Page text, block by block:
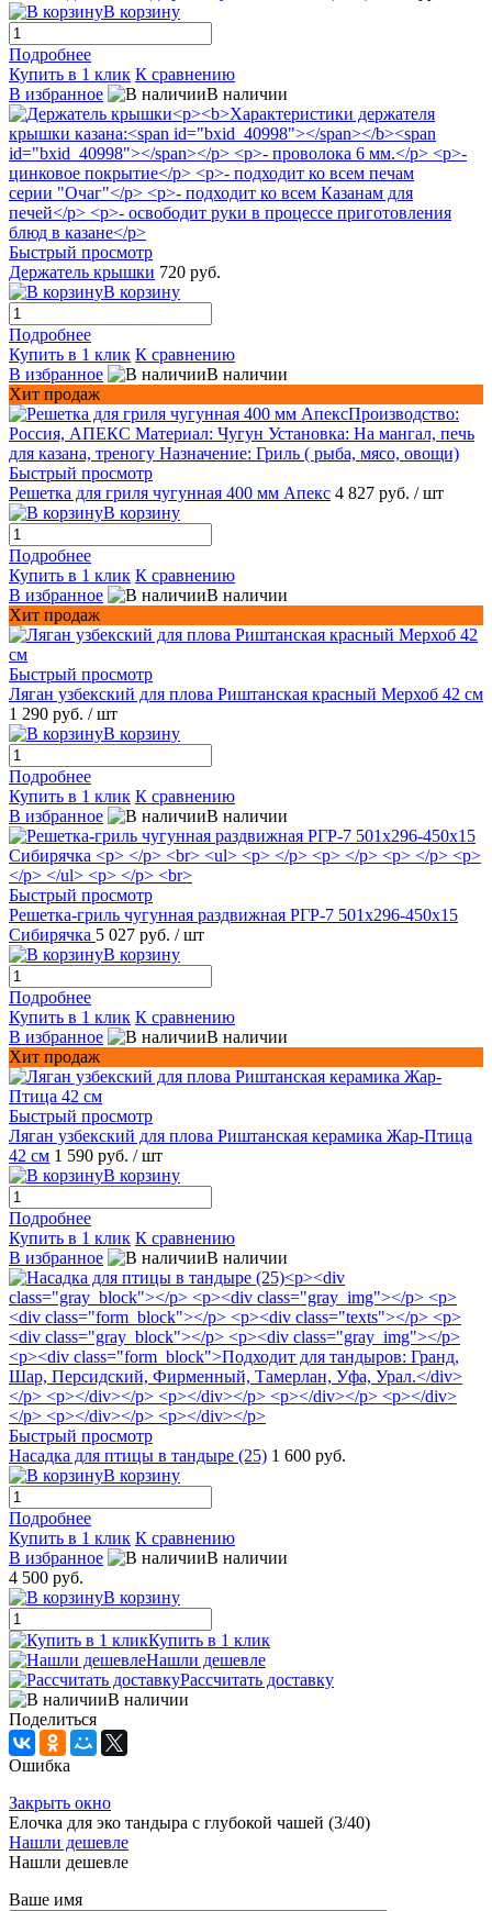
В корзину
Подробнее
Купить в 1 клик К сравнению
В избранное
В наличии
Быстрый просмотр
Держатель крышки 720 руб.
В корзину
Подробнее
Купить в 1 клик К сравнению
В избранное
В наличии
Хит продаж
Быстрый просмотр
Решетка для гриля чугунная 400 мм Апекс 4 827 руб. / шт
В корзину
Подробнее
Купить в 1 клик К сравнению
В избранное
В наличии
Хит продаж
Быстрый просмотр
Ляган узбекский для плова Риштанская красный Мерхоб 42 см
1 290 руб. / шт
В корзину
Подробнее
Купить в 1 клик К сравнению
В избранное
В наличии
Быстрый просмотр
Решетка-гриль чугунная раздвижная РГР-7 501х296-450х15
Сибирячка 5 027 руб. / шт
В корзину
Подробнее
Купить в 1 клик К сравнению
В избранное
В наличии
Хит продаж
Быстрый просмотр
Ляган узбекский для плова Риштанская керамика Жар-Птица
42 см 1 590 руб. / шт
В корзину
Подробнее
Купить в 1 клик К сравнению
В избранное
В наличии
Быстрый просмотр
Насадка для птицы в тандыре (25) 1 600 руб.
В корзину
Подробнее
Купить в 1 клик К сравнению
В избранное
В наличии
4 500 руб.
В корзину
Купить в 1 клик
Нашли дешевле
Рассчитать доставку
В наличии
Поделиться
Ошибка
Закрыть окно
Елочка для эко тандыра с глубокой чашей (3/40)
Нашли дешевле
Нашли дешевле
Ваше имя